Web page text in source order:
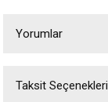
Yorumlar
Taksit Seçenekleri